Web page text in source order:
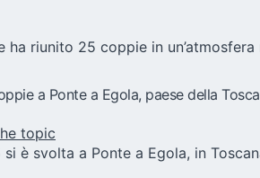
ha riunito 25 coppie in
a Ponte a Egola, paese della
è svolta a Ponte a Egola, in